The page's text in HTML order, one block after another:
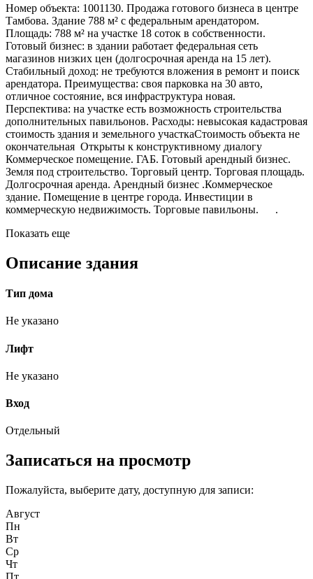
Номер объекта: 1001130. Продажа готового бизнеса в центре
Тамбова. Здание 788 м² с федеральным арендатором.
Площадь: 788 м² на участке 18 соток в собственности.
Готовый бизнес: в здании работает федеральная сеть
магазинов низких цен (долгосрочная аренда на 15 лет).
Стабильный доход: не требуются вложения в ремонт и поиск
арендатора. Преимущества: своя парковка на 30 авто,
отличное состояние, вся инфраструктура новая.
Перспектива: на участке есть возможность строительства
дополнительных павильонов. Расходы: невысокая кадастровая
стоимость здания и земельного участка ​​​​​​​Стоимость объекта не
окончательная Открыты к конструктивному диалогу
Коммерческое помещение. ГАБ. Готовый арендный бизнес.
Земля под строительство. Торговый центр. Торговая площадь.
Долгосрочная аренда. Арендный бизнес .Коммерческое
здание. Помещение в центре города. Инвестиции в
коммерческую недвижимость. Торговые павильоны. ​​​​​​.
Показать еще
Описание здания
Тип дома
Не указано
Лифт
Не указано
Вход
Отдельный
Записаться на просмотр
Пожалуйста, выберите дату, доступную для записи:
Август
Пн
Вт
Ср
Чт